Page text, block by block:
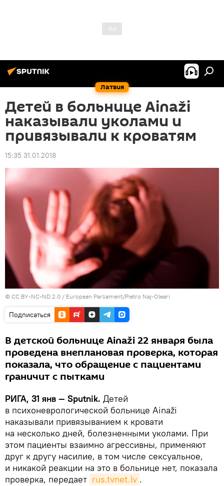
Латвия
Детей в больнице Ainaži
наказывали уколами и
привязывали к кроватям
15:35 31.01.2018
© CC BY-NC-ND 2.0 / European Parliament/Pietro Naj-Oleari
Подписаться
В детской больнице Ainaži 22 января была
проведена внеплановая проверка, которая
показала, что обращение с пациентами
граничит с пытками
РИГА, 31 янв — Sputnik. Детей
в психоневрологической больнице Ainaži
наказывали привязыванием к кровати
на несколько дней, болезненными уколами. При
этом пациенты взаимно агрессивны, применяют
друг к другу насилие, в том числе сексуальное,
и никакой реакции на это в больнице нет, показала
проверка, передает rus.tvnet.lv .